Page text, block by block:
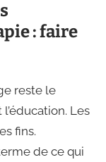
: faire
reste le
Les
fins.
de ce qui